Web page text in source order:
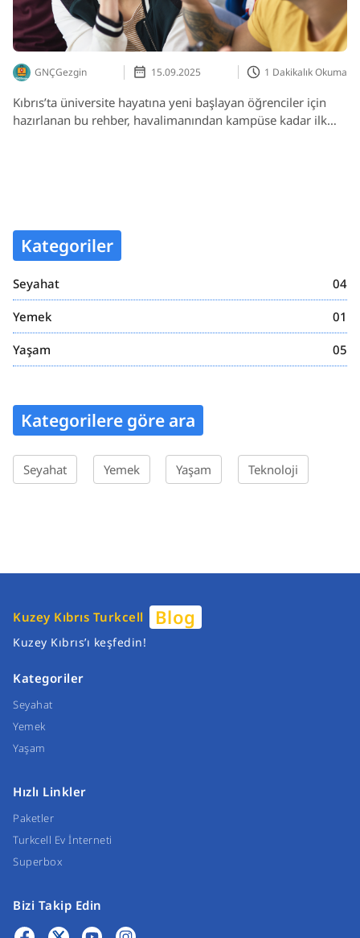
GNÇGezgin 15.09.2025 1 Dakikalık Okuma
Kıbrıs’ta üniversite hayatına yeni başlayan öğrenciler için
hazırlanan bu rehber, havalimanından kampüse kadar ilk
Kategoriler
Seyahat 04
Yemek 01
Yaşam 05
Kategorilere göre ara
Seyahat Yemek Yaşam Teknoloji
Kuzey Kıbrıs Turkcell Blog
Kuzey Kıbrıs’ı keşfedin!
Kategoriler
Seyahat
Yemek
Yaşam
Hızlı Linkler
Paketler
Turkcell Ev İnterneti
Superbox
Bizi Takip Edin